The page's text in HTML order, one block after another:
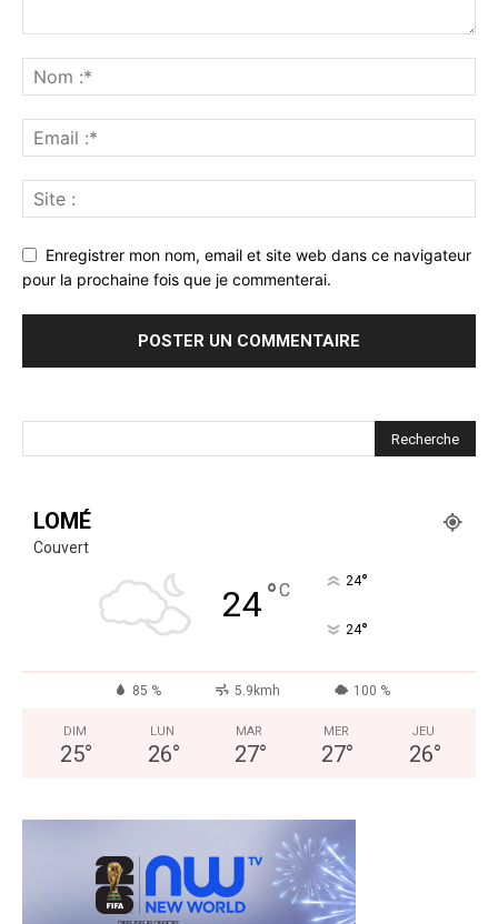
Enregistrer mon nom, email et site web dans ce navigateur
pour la prochaine fois que je commenterai.
LOMÉ
Couvert
24°C 24°
24°
85 % 5.9kmh 100 %
DIM
25°
LUN
26°
MAR
27°
MER
27°
JEU
26°